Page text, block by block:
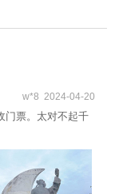
w*8 2024-04-20
门票。太对不起千